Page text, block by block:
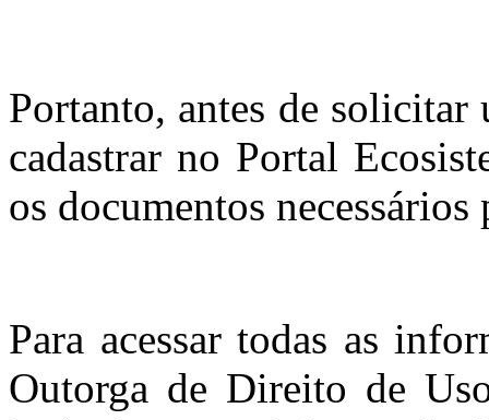
Portanto, antes de solicitar
cadastrar no Portal
os documentos
Para acessar todas as
Outorga de Direito de